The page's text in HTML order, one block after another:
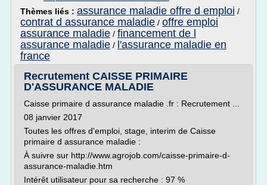
Thèmes liés : assurance maladie offre d emploi /
contrat d assurance maladie / offre emploi
assurance maladie / financement de l
assurance maladie / l'assurance maladie en
france
Recrutement CAISSE PRIMAIRE
D'ASSURANCE MALADIE
Caisse primaire d assurance maladie .fr : Recrutement ...
08 janvier 2017
Toutes les offres d'emploi, stage, interim de Caisse
primaire d assurance maladie :
À suivre sur http://www.agrojob.com/caisse-primaire-d-
assurance-maladie.htm
Intérêt utilisateur pour sa recherche : 97 %